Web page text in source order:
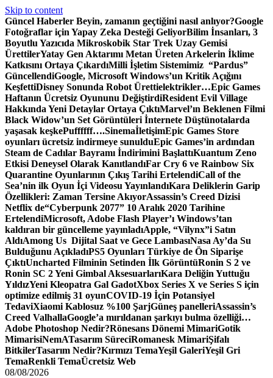
Skip to content
Güncel Haberler Beyin, zamanın geçtiğini nasıl anlıyor?Google
Fotoğraflar için Yapay Zeka Desteği GeliyorBilim İnsanları, 3
Boyutlu Yazıcıda Mikroskobik Star Trek Uzay Gemisi
ÜrettilerYatay Gen Aktarımı Metan Üreten Arkelerin İklime
Katkısını Ortaya ÇıkardıMilli İşletim Sistemimiz “Pardus”
GüncellendiGoogle, Microsoft Windows’un Kritik Açığını
KeşfettiDisney Sonunda Robot Ürettielektrikler…Epic Games
Haftanın Ücretsiz Oyununu DeğiştirdiResident Evil Village
Hakkında Yeni Detaylar Ortaya ÇıktıMarvel’ın Beklenen Filmi
Black Widow’un Set Görüntüleri İnternete Düştünotalarda
yaşasak keşkePuffffff….SinemaİletişimEpic Games Store
oyunları ücretsiz indirmeye sunulduEpic Games’in ardından
Steam de Cadılar Bayramı İndirimini BaşlattıKuantum Zeno
Etkisi Deneysel Olarak KanıtlandıFar Cry 6 ve Rainbow Six
Quarantine Oyunlarının Çıkış Tarihi ErtelendiCall of the
Sea’nin ilk Oyun İçi Videosu YayınlandıKara Deliklerin Garip
Özellikleri: Zaman Tersine AkıyorAssassin’s Creed Dizisi
Netflix de“Cyberpunk 2077” 10 Aralık 2020 Tarihine
ErtelendiMicrosoft, Adobe Flash Player’ı Windows’tan
kaldıran bir güncelleme yayınladıApple, “Vilynx”i Satın
AldıAmong Us Dijital Saat ve Gece LambasıNasa Ay’da Su
Bulduğunu AçıkladıPS5 Oyunları Türkiye de Ön Siparişe
ÇıktıUncharted Filminin Setinden İlk GörüntüRonin S 2 ve
Ronin SC 2 Yeni Gimbal AksesuarlarıKara Deliğin Yuttuğu
YıldızYeni Kleopatra Gal GadotXbox Series X ve Series S için
optimize edilmiş 31 oyunCOVID-19 İçin Potansiyel
TedaviXiaomi Kablosuz %100 ŞarjGüneş panelleriAssassin’s
Creed ValhallaGoogle’a mırıldanan şarkıyı bulma özelliği…
Adobe Photoshop Nedir?Rönesans Dönemi MimariGotik
MimarisiNemATasarım SüreciRomanesk MimariŞifalı
BitkilerTasarım Nedir?Kırmızı TemaYeşil GaleriYeşil Gri
TemaRenkli TemaÜcretsiz Web
08/08/2026